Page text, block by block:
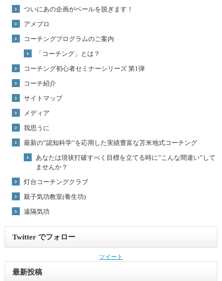
ついにあの企画がベールを脱ぎます！
アメブロ
コーチングプログラムのご案内
「コーチング」とは？
コーチング初心者セミナーシリーズ 第1弾
コーチ紹介
サイトマップ
メディア
我思うに
最新の”認知科学”を応用した実績豊富な苫米地式コーチング
あなたは現状打破すべく目標を立てる時に”こんな間違い”して
ませんか？
灯台コーチングクラブ
親子気功教室(養生功)
遠隔気功
Twitter でフォロー
ツイート
最新投稿